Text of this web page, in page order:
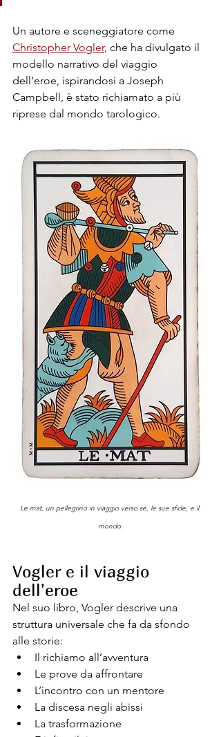
Un autore e sceneggiatore come
Christopher Vogler, che ha divulgato il
modello narrativo del viaggio
dell’eroe, ispirandosi a Joseph
Campbell, è stato richiamato a più
riprese dal mondo tarologico.
Le mat, un pellegrino in viaggio verso sé, le sue sfide, e il
mondo.
Vogler e il viaggio
dell'eroe
Nel suo libro, Vogler descrive una
struttura universale che fa da sfondo
alle storie:
Il richiamo all’avventura
Le prove da affrontare
L’incontro con un mentore
La discesa negli abissi
La trasformazione